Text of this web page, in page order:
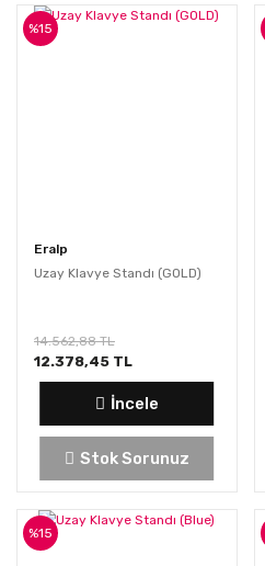
Eralp
Uzay Klavye Standı (GOLD)
%15
14.562,88 TL
12.378,45 TL
İncele
Stok Sorunuz
%15